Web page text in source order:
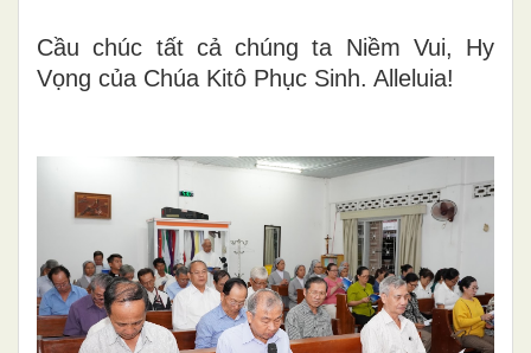
Cầu chúc tất cả chúng ta Niềm Vui, Hy
Vọng của Chúa Kitô Phục Sinh. Alleluia!